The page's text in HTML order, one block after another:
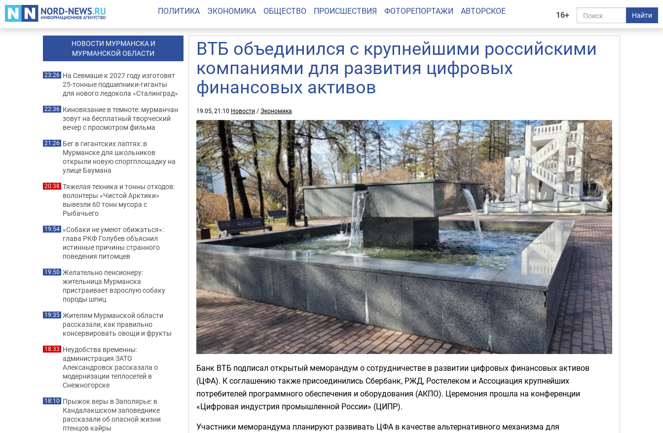
16+ Найти
ПОЛИТИКА ЭКОНОМИКА ОБЩЕСТВО ПРОИСШЕСТВИЯ ФОТОРЕПОРТАЖИ АВТОРСКОЕ
ВТБ объединился с крупнейшими российскими
компаниями для развития цифровых
финансовых активов
19.05, 21:10 Новости / Экономика
Банк ВТБ подписал открытый меморандум о сотрудничестве в развитии цифровых финансовых активов
(ЦФА). К соглашению также присоединились Сбербанк, РЖД, Ростелеком и Ассоциация крупнейших
потребителей программного обеспечения и оборудования (АКПО). Церемония прошла на конференции
«Цифровая индустрия промышленной России» (ЦИПР).
Участники меморандума планируют развивать ЦФА в качестве альтернативного механизма для
НОВОСТИ МУРМАНСКА И
МУРМАНСКОЙ ОБЛАСТИ
23:26 На Севмаше к 2027 году изготовят
25-тонные подшипники-гиганты
для нового ледокола «Сталинград»
22:36 Киновязание в темноте: мурманчан
зовут на бесплатный творческий
вечер с просмотром фильма
21:26 Бег в гигантских лаптях: в
Мурманске для школьников
открыли новую спортплощадку на
улице Баумана
20:38 Тяжелая техника и тонны отходов:
волонтеры «Чистой Арктики»
вывезли 60 тонн мусора с
Рыбачьего
19:54 «Собаки не умеют обижаться»:
глава РКФ Голубев объяснил
истинные причины странного
поведения питомцев
19:50 Желательно пенсионеру:
жительница Мурманска
пристраивает взрослую собаку
породы шпиц
19:35 Жителям Мурманской области
рассказали, как правильно
консервировать овощи и фрукты
18:33 Неудобства временны:
администрация ЗАТО
Александровск рассказала о
модернизации теплосетей в
Снежногорске
18:10 Прыжок веры в Заполярье: в
Кандалакшском заповеднике
рассказали об опасной жизни
птенцов кайры